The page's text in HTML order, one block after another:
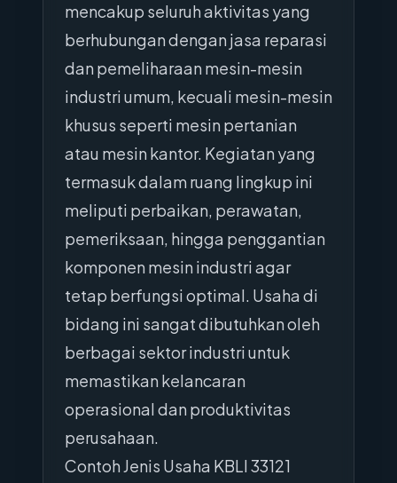
mencakup seluruh aktivitas yang
berhubungan dengan jasa reparasi
dan pemeliharaan mesin-mesin
industri umum, kecuali mesin-mesin
khusus seperti mesin pertanian
atau mesin kantor. Kegiatan yang
termasuk dalam ruang lingkup ini
meliputi perbaikan, perawatan,
pemeriksaan, hingga penggantian
komponen mesin industri agar
tetap berfungsi optimal. Usaha di
bidang ini sangat dibutuhkan oleh
berbagai sektor industri untuk
memastikan kelancaran
operasional dan produktivitas
perusahaan.
Contoh Jenis Usaha KBLI 33121